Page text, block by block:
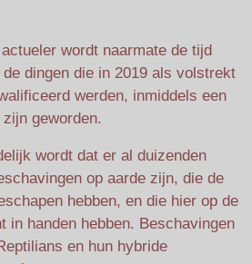
wordt naarmate de tijd
dingen die in 2019 als volstrekt
werden, inmiddels een
geworden.
wordt dat er al duizenden
op aarde zijn, die de
hebben, en die hier op de
in handen hebben. Beschavingen
en hun hybride